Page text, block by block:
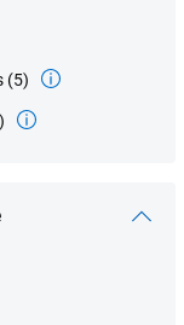
(5)